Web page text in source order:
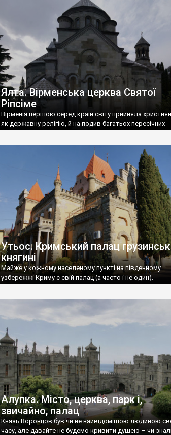
називаються «повстяками» (postaki)…” “Вино. Крим
виробляє відмінне вино і його вдосталь: воно все
легке біле і дуже […]
Ялта. Вірменська церква Святої
Ріпсіме
Вірменія першою серед країн світу прийняла
як державну релігію, й на подив багатьох пересічних
Утьос. Кримський палац
княгині
Майже у кожному населеному пункті на південному
узбережжі Криму є свій палац (а часто і не один).
Алупка. Місто, церква, парк і,
звичайно, палац
Князь Воронцов був чи не найвідомішою людиною
часу, але давайте не будемо кривити душею – чи